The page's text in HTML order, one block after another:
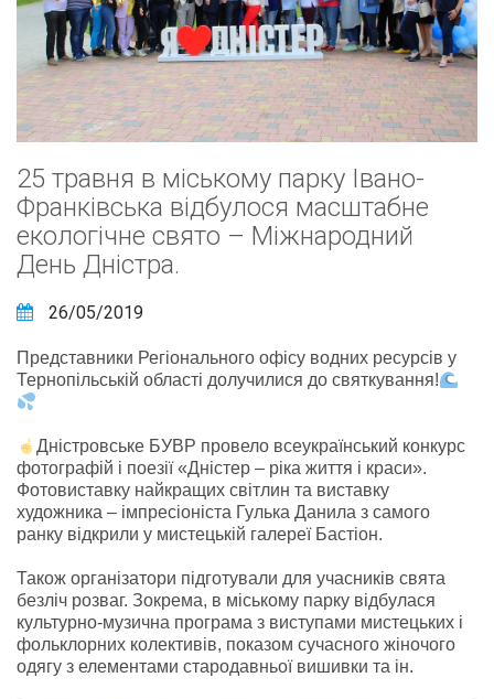
25 травня в міському парку Івано-
Франківська відбулося масштабне
екологічне свято – Міжнародний
День Дністра.
26/05/2019
Представники Регіонального офісу водних ресурсів у
Тернопільській області долучилися до святкування!
Дністровське БУВР провело всеукраїнський конкурс
фотографій і поезії «Дністер – ріка життя і краси».
Фотовиставку найкращих світлин та виставку
художника – імпресіоніста Гулька Данила з самого
ранку відкрили у мистецькій галереї Бастіон.
Також організатори підготували для учасників свята
безліч розваг. Зокрема, в міському парку відбулася
культурно-музична програма з виступами мистецьких і
фольклорних колективів, показом сучасного жіночого
одягу з елементами стародавньої вишивки та ін.